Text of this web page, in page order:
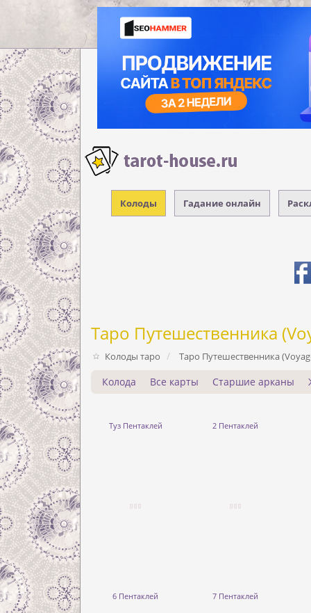
Колоды Гадание онлайн
Таро Путешественника
Колоды таро Таро Путешественника
Колода Все карты Старшие арканы
Туз Пентаклей 2 Пентаклей
6 Пентаклей 7 Пентаклей